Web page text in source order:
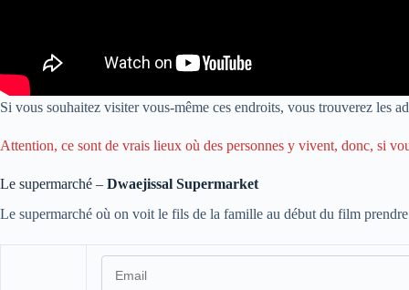
Si vous souhaitez visiter vous-même ces endroits, vous trouverez les
Attention, ce sont de vrais lieux où des personnes y vivent, donc, si
Le supermarché – Dwaejissal Supermarket
Le supermarché où on voit le fils de la famille au début du film